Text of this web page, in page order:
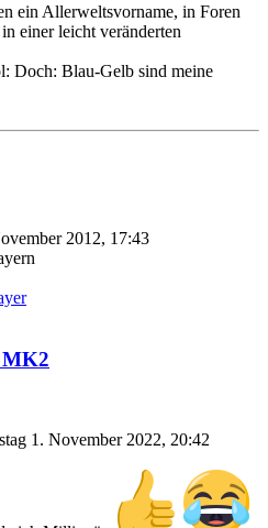
ein Allerweltsvorname, in Foren
einer leicht veränderten
Doch: Blau-Gelb sind meine
2012, 17:43
MK2
1. November 2022, 20:42